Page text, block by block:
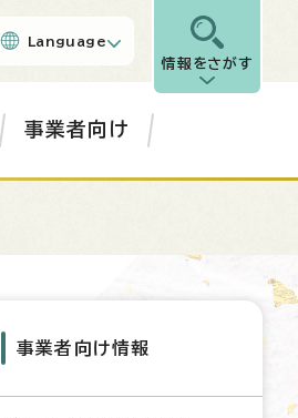
Language
情報をさがす
事業者向け
事業者向け情報